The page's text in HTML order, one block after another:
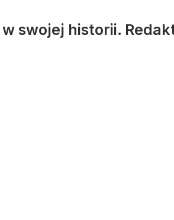
swojej historii.